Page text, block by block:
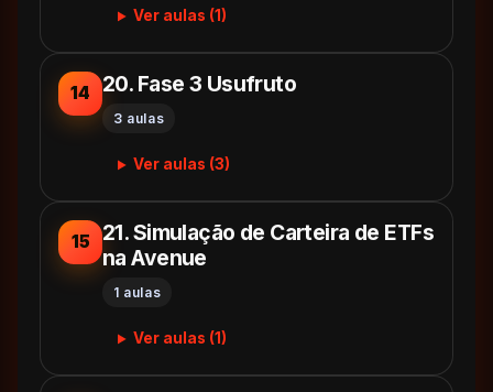
Ver aulas (1)
14 20. Fase 3 Usufruto
3 aulas
Ver aulas (3)
15
21. Simulação de Carteira de ETFs
na Avenue
1 aulas
Ver aulas (1)